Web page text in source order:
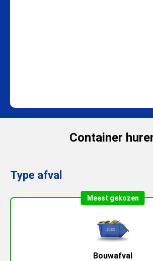
Container
Type afval
Meest gekozen
Bouwafval